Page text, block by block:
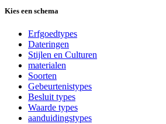
Kies een schema
Erfgoedtypes
Dateringen
Stijlen en Culturen
materialen
Soorten
Gebeurtenistypes
Besluit types
Waarde types
aanduidingstypes